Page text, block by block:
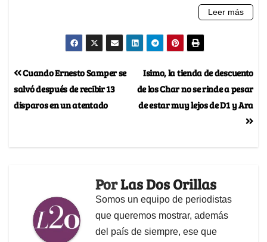
Isimo, la tienda de descuento
de los Char no se rinde a pesar
de estar muy lejos de D1 y Ara
Cuando Ernesto Samper se
salvó después de recibir 13
disparos en un atentado
PorLas Dos Orillas
Somos un equipo de periodistas
que queremos mostrar, además
del país de siempre, ese que